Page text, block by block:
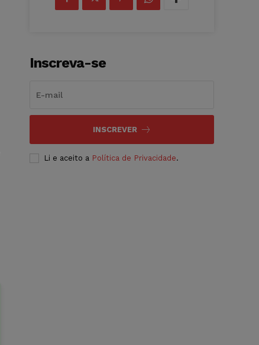
Inscreva-se
INSCREVER
Li e aceito a Política de Privacidade.